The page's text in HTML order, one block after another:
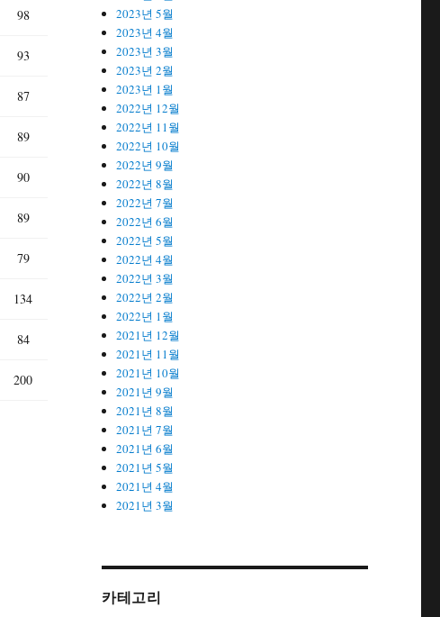
98
93
87
89
90
89
79
134
84
200
2023년 5월
2023년 4월
2023년 3월
2023년 2월
2023년 1월
2022년 12월
2022년 11월
2022년 10월
2022년 9월
2022년 8월
2022년 7월
2022년 6월
2022년 5월
2022년 4월
2022년 3월
2022년 2월
2022년 1월
2021년 12월
2021년 11월
2021년 10월
2021년 9월
2021년 8월
2021년 7월
2021년 6월
2021년 5월
2021년 4월
2021년 3월
카테고리